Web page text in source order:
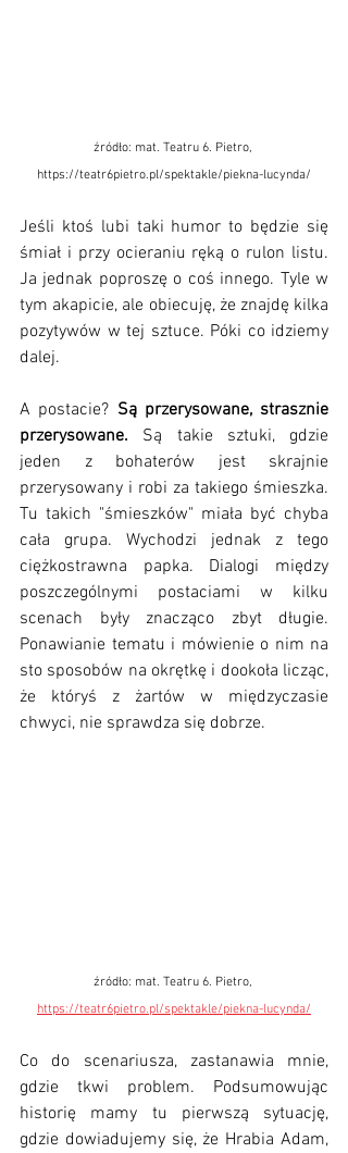
źródło: mat. Teatru 6. Pietro,
https://teatr6pietro.pl/spektakle/piekna-lucynda/
Jeśli ktoś lubi taki humor to będzie się
śmiał i przy ocieraniu ręką o rulon listu.
Ja jednak poproszę o coś innego. Tyle w
tym akapicie, ale obiecuję, że znajdę kilka
pozytywów w tej sztuce. Póki co idziemy
dalej.
A postacie? Są przerysowane, strasznie
przerysowane. Są takie sztuki, gdzie
jeden z bohaterów jest skrajnie
przerysowany i robi za takiego śmieszka.
Tu takich "śmieszków" miała być chyba
cała grupa. Wychodzi jednak z tego
ciężkostrawna papka. Dialogi między
poszczególnymi postaciami w kilku
scenach były znacząco zbyt długie.
Ponawianie tematu i mówienie o nim na
sto sposobów na okrętkę i dookoła licząc,
że któryś z żartów w międzyczasie
chwyci, nie sprawdza się dobrze.
źródło: mat. Teatru 6. Pietro,
https://teatr6pietro.pl/spektakle/piekna-lucynda/
Co do scenariusza, zastanawia mnie,
gdzie tkwi problem. Podsumowując
historię mamy tu pierwszą sytuację,
gdzie dowiadujemy się, że Hrabia Adam,